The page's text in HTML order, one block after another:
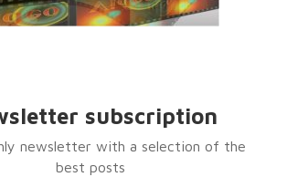
subscription
newsletter with a selection of the
best posts